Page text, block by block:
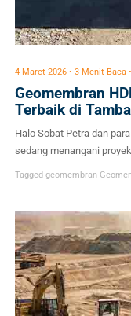
4 Maret 2026 • 3 Menit Baca
Geomembran
Terbaik di
Halo Sobat Petra dan
sedang menangani
sering bikin bingung para
Tagged geomembran